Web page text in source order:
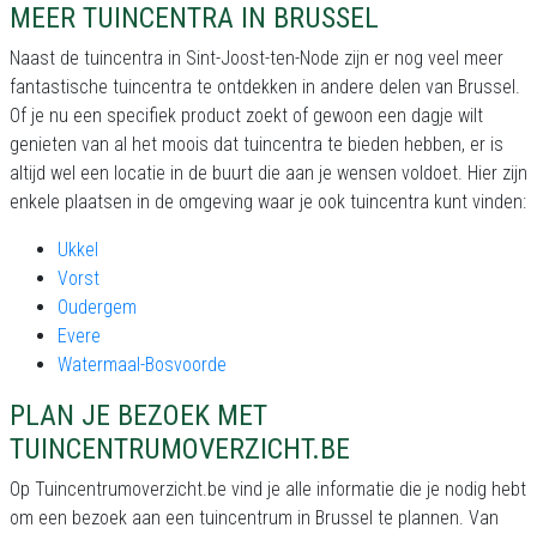
MEER TUINCENTRA IN BRUSSEL
Naast de tuincentra in Sint-Joost-ten-Node zijn er nog veel meer
fantastische tuincentra te ontdekken in andere delen van Brussel.
Of je nu een specifiek product zoekt of gewoon een dagje wilt
genieten van al het moois dat tuincentra te bieden hebben, er is
altijd wel een locatie in de buurt die aan je wensen voldoet. Hier zijn
enkele plaatsen in de omgeving waar je ook tuincentra kunt vinden:
Ukkel
Vorst
Oudergem
Evere
Watermaal-Bosvoorde
PLAN JE BEZOEK MET
TUINCENTRUMOVERZICHT.BE
Op Tuincentrumoverzicht.be vind je alle informatie die je nodig hebt
om een bezoek aan een tuincentrum in Brussel te plannen. Van